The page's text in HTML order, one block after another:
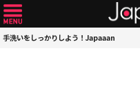
手洗いをしっかりしよう！Japaaan